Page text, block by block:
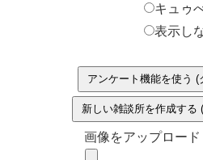
キュゥ
表示し
アンケート機能を使う (
新しい雑談所を作成する
画像をアップロー